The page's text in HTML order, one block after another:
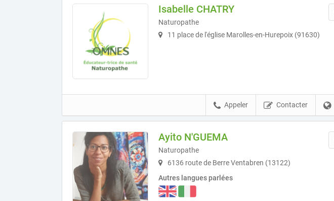
Isabelle CHATRY
Naturopathe
11 place de l'église Marolles-en-Hurepoix (91630)
Contacter
Appeler
Ayito N'GUEMA
Naturopathe
6136 route de Berre Ventabren (13122)
Autres langues parlées